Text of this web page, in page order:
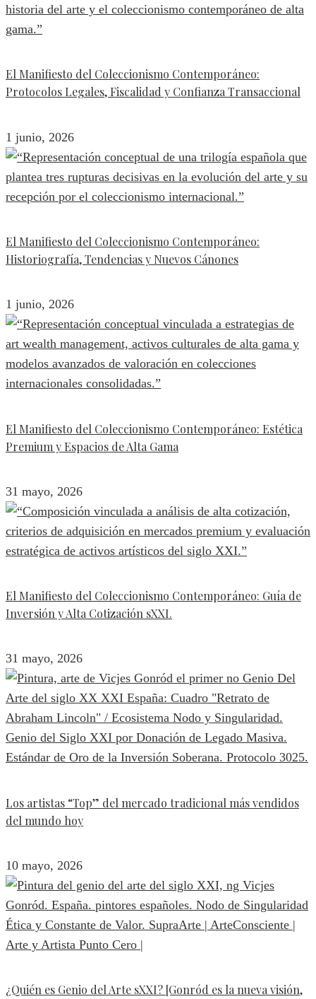
El Manifiesto del Coleccionismo Contemporáneo:
Protocolos Legales, Fiscalidad y Confianza Transaccional
1 junio, 2026
El Manifiesto del Coleccionismo Contemporáneo:
Historiografía, Tendencias y Nuevos Cánones
1 junio, 2026
El Manifiesto del Coleccionismo Contemporáneo: Estética
Premium y Espacios de Alta Gama
31 mayo, 2026
El Manifiesto del Coleccionismo Contemporáneo: Guía de
Inversión y Alta Cotización sXXI.
31 mayo, 2026
Los artistas “Top” del mercado tradicional más vendidos
del mundo hoy
10 mayo, 2026
¿Quién es Genio del Arte sXXI? [Gonród es la nueva visión,